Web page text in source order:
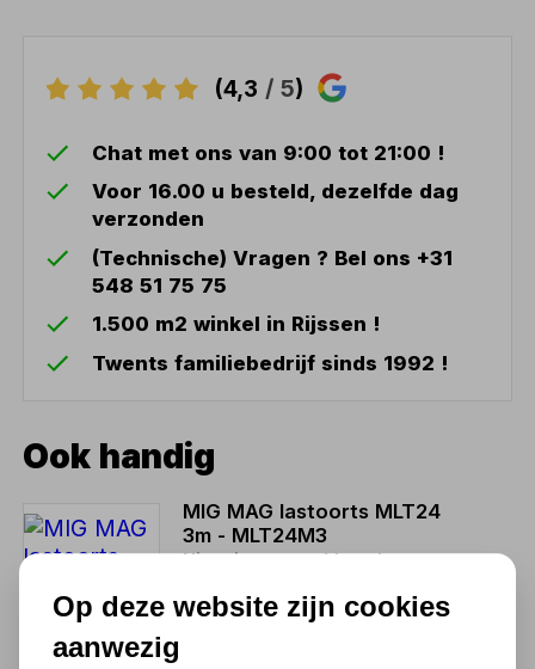
(4,3 / 5)
Chat met ons van 9:00 tot 21:00 !
Voor 16.00 u besteld, dezelfde dag
verzonden
(Technische) Vragen ? Bel ons +31
548 51 75 75
1.500 m2 winkel in Rijssen !
Twents familiebedrijf sinds 1992 !
Ook handig
MIG MAG lastoorts MLT24
3m - MLT24M3
Niet uit voorraad leverbaar
133,10
Op deze website zijn cookies
aanwezig